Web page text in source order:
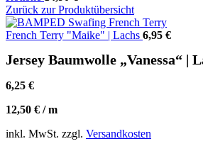
Zurück zur Produktübersicht
French Terry "Maike" | Lachs 6,95 €
Jersey Baumwolle „Vanessa“ |
6,25 €
12,50 € /m
inkl. MwSt. zzgl. Versandkosten